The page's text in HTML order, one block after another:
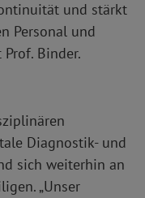
und stärkt
Personal und
Binder.
Diagnostik- und
sich weiterhin an
„Unser